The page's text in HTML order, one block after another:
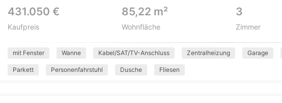
431.050 €
Kaufpreis
85,22 m²
Wohnfläche
3
Zimmer
mit Fenster Wanne Kabel/SAT/TV-Anschluss Zentralheizung Garage
Parkett Personenfahrstuhl Dusche Fliesen